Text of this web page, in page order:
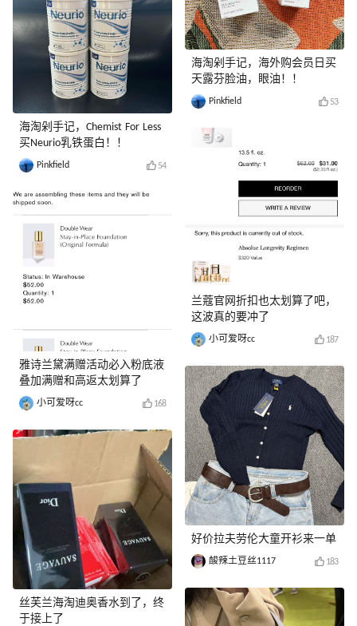
海淘剁手记，Chemist For Less
买Neurio乳铁蛋白！！
Pinkfield 54
雅诗兰黛满赠活动必入粉底液
叠加满赠和高返太划算了
小可爱呀cc 168
丝芙兰海淘迪奥香水到了，终
于接上了
海淘剁手记，海外购会员日买
天露芬脸油，眼油！！
Pinkfield 53
兰蔻官网折扣也太划算了吧，
这波真的要冲了
小可爱呀cc 187
好价拉夫劳伦大童开衫来一单
酸辣土豆丝1117 183